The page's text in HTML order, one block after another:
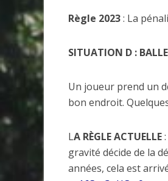
Règle 2023: La
SITUATION D :
Un joueur prend un
bon endroit.
LA RÈGLE ACTUELLE
gravité décide de la
années, cela est